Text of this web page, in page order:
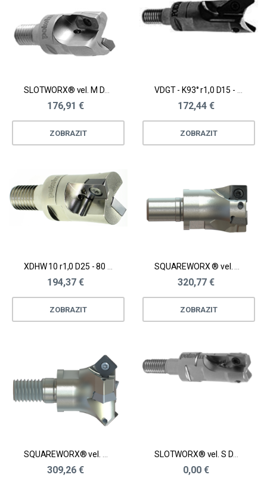
176,91 €
ZOBRAZIT
172,44 €
ZOBRAZIT
194,37 €
ZOBRAZIT
320,77 €
ZOBRAZIT
309,26 € 0,00 €